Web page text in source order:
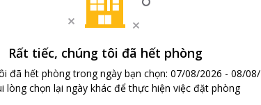
Rất tiếc, chúng tôi đã hết phòng
đã hết phòng trong ngày bạn chọn: 07/08/2026 - 08/
lòng chọn lại ngày khác để thực hiện việc đặt phòng